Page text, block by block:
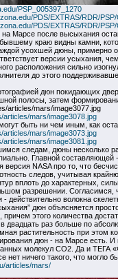
PSP_005397_1270
PDS/EXTRAS/RDR/
PDS/EXTRAS/RDR/
Марсе после высыхания
краю видны камни,
усохшей дюны, примерно
версии усыхания,
расположения сильно
до этого
дюн покидающих
полосы, затем
articles/mars/image3077.jpg
articles/mars/image3078.jpg
быть ни чем иным, как
articles/mars/image3073.jpg
articles/mars/image3081.jpg
следам, дюны несколько
Главной
NASA про то, что
следов, учитывая
вплоть до характерных,
разрешении. Согласимся,
- действительно волокна
дюн объясняется
причем этого количества
двадцать раз больше по
растительность при этом
дюн - на Марсе есть.
молекул СО2. Да и ТЕГА
нет ничего такого, что могло
articles/mars/